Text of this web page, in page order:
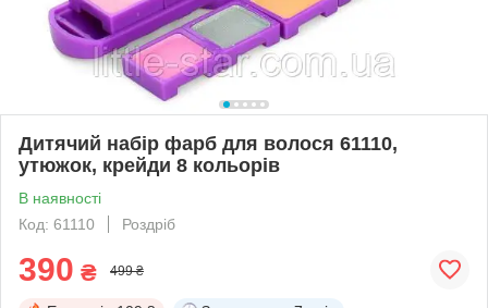
Дитячий набір фарб для волося 61110,
утюжок, крейди 8 кольорів
В наявності
Код: 61110
Роздріб
390 ₴ 499 ₴